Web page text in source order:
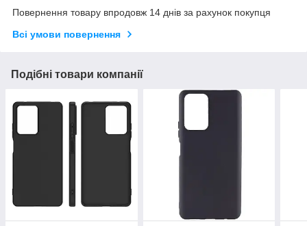
Повернення товару впродовж 14 днів за рахунок покупця
Всі умови повернення
Подібні товари компанії